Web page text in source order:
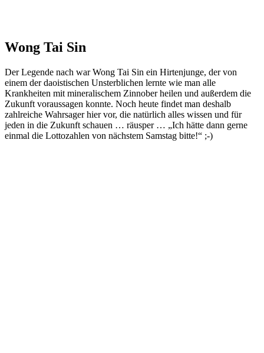
Wong Tai Sin
Der Legende nach war Wong Tai Sin ein Hirtenjunge, der von
einem der daoistischen Unsterblichen lernte wie man alle
Krankheiten mit mineralischem Zinnober heilen und außerdem die
Zukunft voraussagen konnte. Noch heute findet man deshalb
zahlreiche Wahrsager hier vor, die natürlich alles wissen und für
jeden in die Zukunft schauen … räusper … „Ich hätte dann gerne
einmal die Lottozahlen von nächstem Samstag bitte!“ ;-)